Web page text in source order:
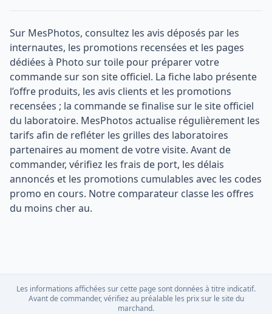
Sur MesPhotos, consultez les avis déposés par les
internautes, les promotions recensées et les pages
dédiées à Photo sur toile pour préparer votre
commande sur son site officiel. La fiche labo présente
l’offre produits, les avis clients et les promotions
recensées ; la commande se finalise sur le site officiel
du laboratoire. MesPhotos actualise régulièrement les
tarifs afin de refléter les grilles des laboratoires
partenaires au moment de votre visite. Avant de
commander, vérifiez les frais de port, les délais
annoncés et les promotions cumulables avec les codes
promo en cours. Notre comparateur classe les offres
du moins cher au.
Les informations affichées sur cette page sont données à titre indicatif.
Avant de commander, vérifiez au préalable les prix sur le site du
marchand.